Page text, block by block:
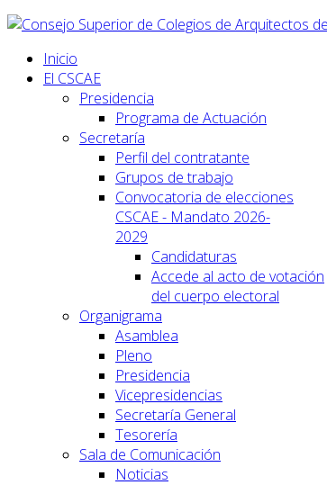
Inicio
El CSCAE
Presidencia
Programa de Actuación
Secretaría
Perfil del contratante
Grupos de trabajo
Convocatoria de elecciones
CSCAE - Mandato 2026-
2029
Candidaturas
Accede al acto de votación
del cuerpo electoral
Organigrama
Asamblea
Pleno
Presidencia
Vicepresidencias
Secretaría General
Tesorería
Sala de Comunicación
Noticias